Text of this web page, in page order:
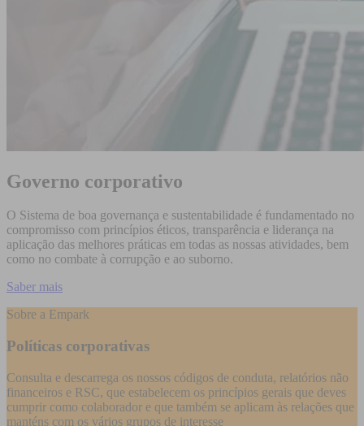
Governo corporativo
O Sistema de boa governança e sustentabilidade é fundamentado no
compromisso com princípios éticos, transparência e liderança na
aplicação das melhores práticas em todas as nossas atividades, bem
como no combate à corrupção e ao suborno.
Saber mais
Sobre a Empark
Políticas corporativas
Consulta e descarrega os nossos códigos de conduta, relatórios não
financeiros e RSC, que estabelecem os princípios gerais que deves
cumprir como colaborador e que também se aplicam às relações que
manténs com os vários grupos de interesse